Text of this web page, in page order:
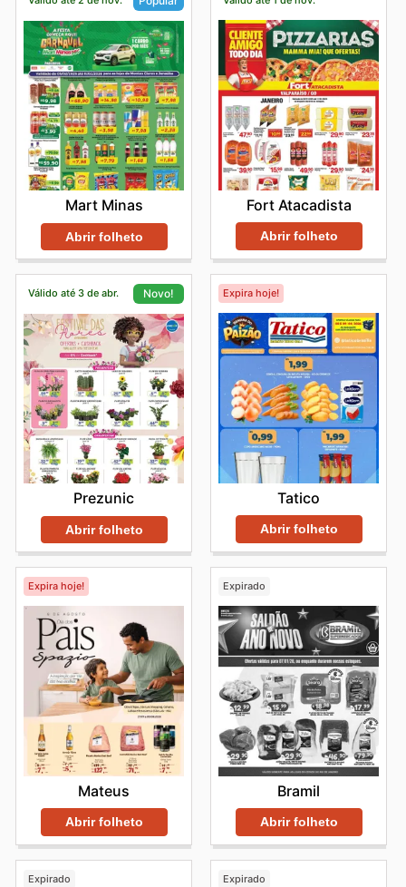
Mart Minas
Abrir folheto
Fort Atacadista
Abrir folheto
Válido até 3 de abr. Novo!
Prezunic
Abrir folheto
Expira hoje!
Tatico
Abrir folheto
Expira hoje!
Mateus
Abrir folheto
Expirado
Bramil
Abrir folheto
Expirado Expirado